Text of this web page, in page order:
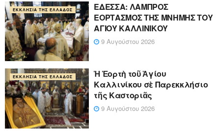
ΕΚΚΛΗΣΊΑ ΤΗΣ ΕΛΛΆΔΟΣ
ΕΔΕΣΣΑ: ΛΑΜΠΡΟΣ
ΕΟΡΤΑΣΜΟΣ ΤΗΣ ΜΝΗΜΗΣ ΤΟΥ
ΑΓΙΟΥ ΚΑΛΛΙΝΙΚΟΥ
9 Αυγούστου 2026
ΕΚΚΛΗΣΊΑ ΤΗΣ ΕΛΛΆΔΟΣ
Ἡ Ἑορτὴ τοῦ Ἁγίου
Καλλινίκου σὲ Παρεκκλήσιο
τῆς Καστοριᾶς
9 Αυγούστου 2026